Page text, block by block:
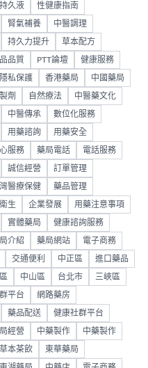
持久液 性健康指南
腎氣補養 中醫調理
持久力提升 草本配方
品質 PTT論壇 健康服務
隱私保護 香港藥局 中國藥局
劑 自然療法 中醫藥文化
中醫傳承 數位化服務
用藥諮詢 用藥安全
服務 藥局電話 電話服務
誠信經營 訂單管理
醫療保健 藥品管理
生 企業發展 用藥注意事項
實體藥局 健康諮詢服務
介紹 藥局網站 電子商務
交通便利 中正區 進口藥品
中山區 台北市 三峽區
平台 網路藥房
藥品配送 健康社群平台
經營 中藥製作 中藥製作
草本茶飲 東華藥局